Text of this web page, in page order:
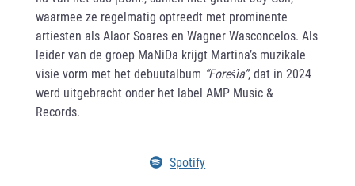
waarmee ze regelmatig optreedt met prominente
artiesten als Alaor Soares en Wagner Wasconcelos. Als
leider van de groep MaNiDa krijgt Martina’s muzikale
visie vorm met het debuutalbum “Foreṡìa”, dat in 2024
werd uitgebracht onder het label AMP Music &
Records.
Spotify